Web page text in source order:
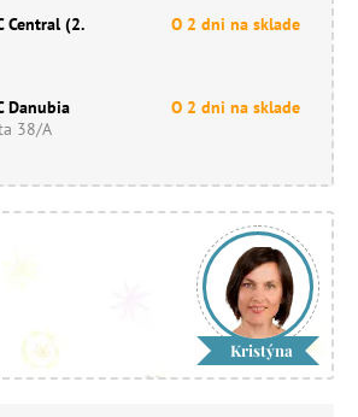
Central (2.
O 2 dni na sklade
Danubia
38/A
O 2 dni na sklade
Kristýna